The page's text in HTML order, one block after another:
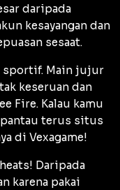
daripada
kesayangan dan
sesaat.
sportif. Main jujur
keseruan dan
Fire. Kalau kamu
terus situs
di Vexagame!
Daripada
karena pakai